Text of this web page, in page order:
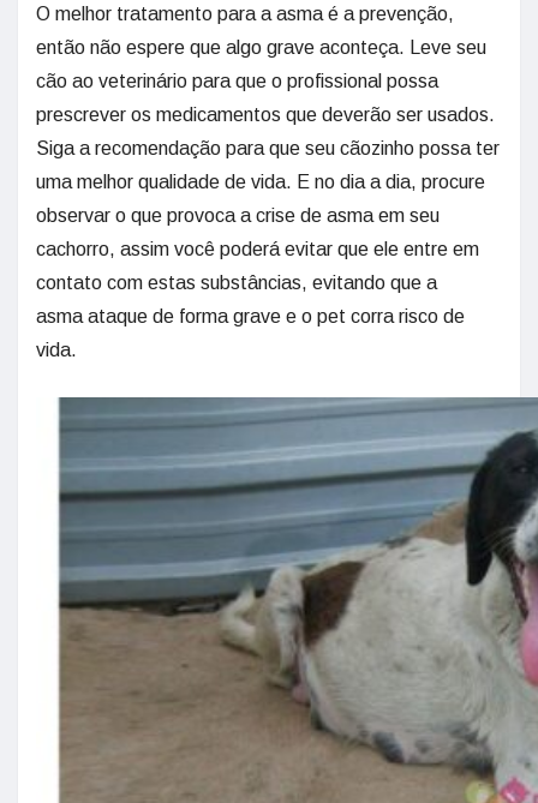
O melhor tratamento para a asma é a prevenção,
então não espere que algo grave aconteça. Leve seu
cão ao veterinário para que o profissional possa
prescrever os medicamentos que deverão ser usados.
Siga a recomendação para que seu cãozinho possa ter
uma melhor qualidade de vida. E no dia a dia, procure
observar o que provoca a crise de asma em seu
cachorro, assim você poderá evitar que ele entre em
contato com estas substâncias, evitando que a
asma ataque de forma grave e o pet corra risco de
vida.